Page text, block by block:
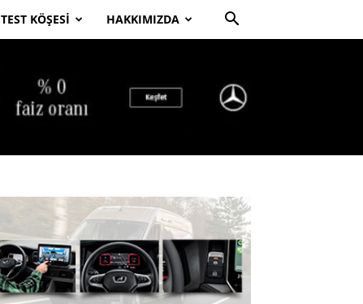
TEST KÖŞESI HAKKIMIZDA